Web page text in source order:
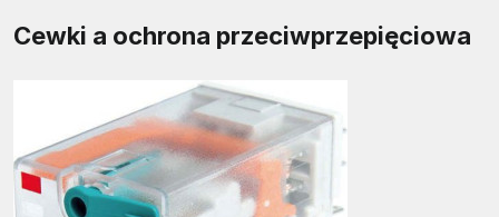
Cewki a ochrona przeciwprzepięciowa